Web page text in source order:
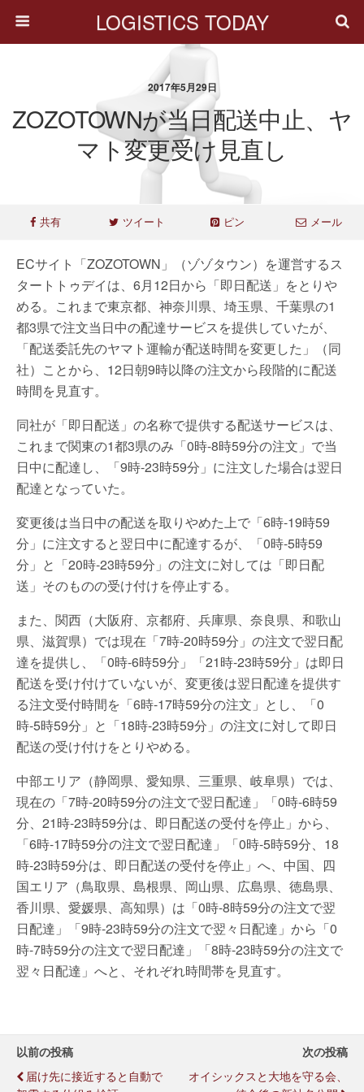
LOGISTICS TODAY
2017年5月29日
ZOZOTOWNが当日配送中止、ヤ
マト変更受け見直し
共有 ツイート ピン メール
ECサイト「ZOZOTOWN」（ゾゾタウン）を運営するス
タートトゥデイは、6月12日から「即日配送」をとりや
める。これまで東京都、神奈川県、埼玉県、千葉県の1
都3県で注文当日中の配達サービスを提供していたが、
「配送委託先のヤマト運輸が配送時間を変更した」（同
社）ことから、12日朝9時以降の注文から段階的に配送
時間を見直す。
同社が「即日配送」の名称で提供する配送サービスは、
これまで関東の1都3県のみ「0時-8時59分の注文」で当
日中に配達し、「9時-23時59分」に注文した場合は翌日
配達となっていた。
変更後は当日中の配送を取りやめた上で「6時-19時59
分」に注文すると翌日中に配達するが、「0時-5時59
分」と「20時-23時59分」の注文に対しては「即日配
送」そのものの受け付けを停止する。
また、関西（大阪府、京都府、兵庫県、奈良県、和歌山
県、滋賀県）では現在「7時-20時59分」の注文で翌日配
達を提供し、「0時-6時59分」「21時-23時59分」は即日
配送を受け付けていないが、変更後は翌日配達を提供す
る注文受付時間を「6時-17時59分の注文」とし、「0
時-5時59分」と「18時-23時59分」の注文に対して即日
配送の受け付けをとりやめる。
中部エリア（静岡県、愛知県、三重県、岐阜県）では、
現在の「7時-20時59分の注文で翌日配達」「0時-6時59
分、21時-23時59分は、即日配送の受付を停止」から、
「6時-17時59分の注文で翌日配達」「0時-5時59分、18
時-23時59分は、即日配送の受付を停止」へ、中国、四
国エリア（鳥取県、島根県、岡山県、広島県、徳島県、
香川県、愛媛県、高知県）は「0時-8時59分の注文で翌
日配達」「9時-23時59分の注文で翌々日配達」から「0
時-7時59分の注文で翌日配達」「8時-23時59分の注文で
翌々日配達」へと、それぞれ時間帯を見直す。
以前の投稿
届け先に接近すると自動で
次の投稿
オイシックスと大地を守る会、